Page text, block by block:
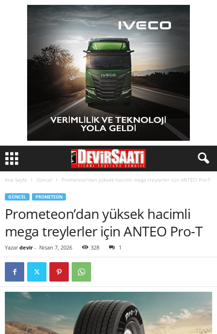
Ana Sayfa Güncel Prometeon’dan yüksek hacimli mega treylerler için ANTEO Pro-T
GÜNCEL PROMETEON
Prometeon’dan yüksek hacimli
mega treylerler için ANTEO Pro-T
Yazar devir - Nisan 7, 2026 328 1